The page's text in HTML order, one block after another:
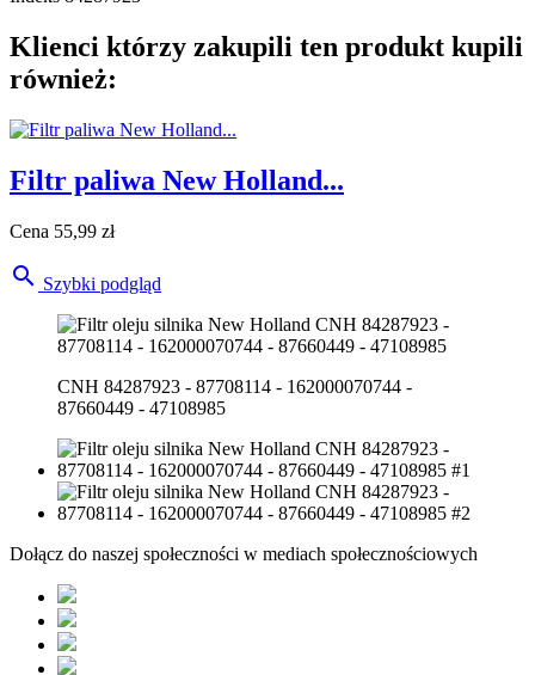
Klienci którzy zakupili ten produkt kupili
również:
Filtr paliwa New Holland...
Cena 55,99 zł
 Szybki podgląd
CNH 84287923 - 87708114 - 162000070744 -
87660449 - 47108985
Dołącz do naszej społeczności w mediach społecznościowych